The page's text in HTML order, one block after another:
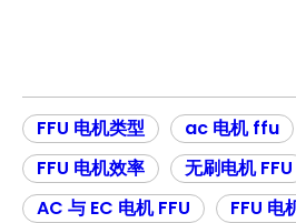
FFU 电机类型 ac 电机 ffu
FFU 电机效率
无刷电机 FFU
AC 与 EC 电机 FFU
FFU 电